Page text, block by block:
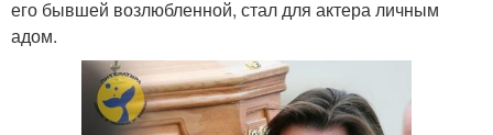
его бывшей возлюбленной, стал для актера личным
адом.